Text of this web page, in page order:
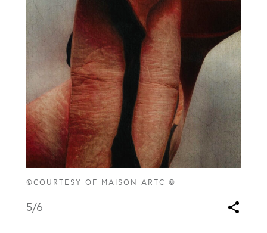
©COURTESY OF MAISON ARTC ©
5/6